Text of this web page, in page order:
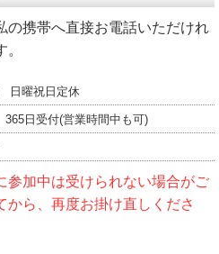
の携帯へ直接お電話いただけれ
日曜祝日定休
日受付(営業時間中も可)
加中は受けられない場合がご
から、再度お掛け直しくださ